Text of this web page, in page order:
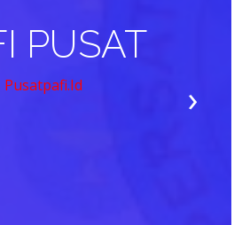
PUSAT
Pusatpafi.id ›